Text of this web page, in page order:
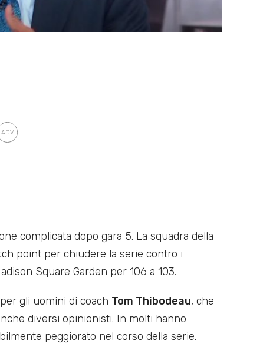
complicata dopo gara 5. La squadra della
point per chiudere la serie contro i
Square Garden per 106 a 103.
gli uomini di coach Tom Thibodeau, che
diversi opinionisti. In molti hanno
peggiorato nel corso della serie.